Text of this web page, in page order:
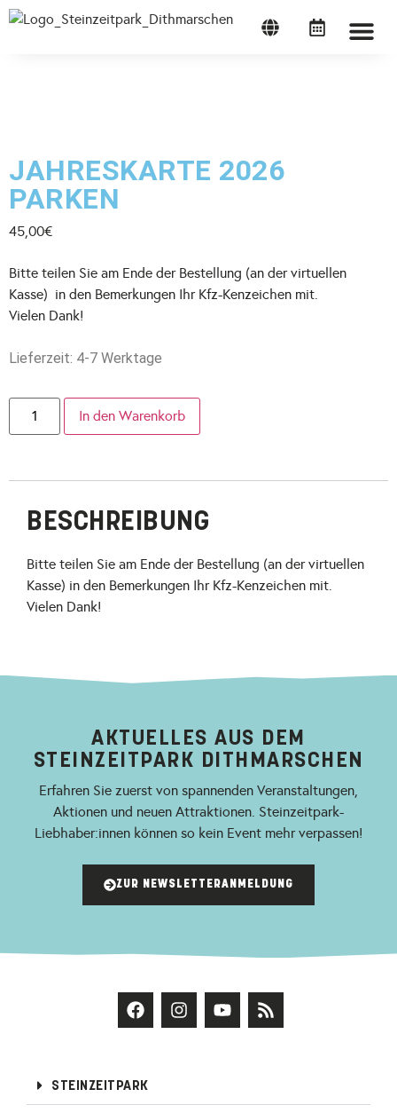
JAHRESKARTE 2026
PARKEN
45,00€
Bitte teilen Sie am Ende der Bestellung (an der virtuellen
Kasse) in den Bemerkungen Ihr Kfz-Kenzeichen mit.
Vielen Dank!
Lieferzeit: 4-7 Werktage
In den Warenkorb
BESCHREIBUNG
Bitte teilen Sie am Ende der Bestellung (an der virtuellen
Kasse) in den Bemerkungen Ihr Kfz-Kenzeichen mit.
Vielen Dank!
AKTUELLES AUS DEM
STEINZEITPARK DITHMARSCHEN
Erfahren Sie zuerst von spannenden Veranstaltungen,
Aktionen und neuen Attraktionen. Steinzeitpark-
Liebhaber:innen können so kein Event mehr verpassen!
ZUR NEWSLETTERANMELDUNG
STEINZEITPARK